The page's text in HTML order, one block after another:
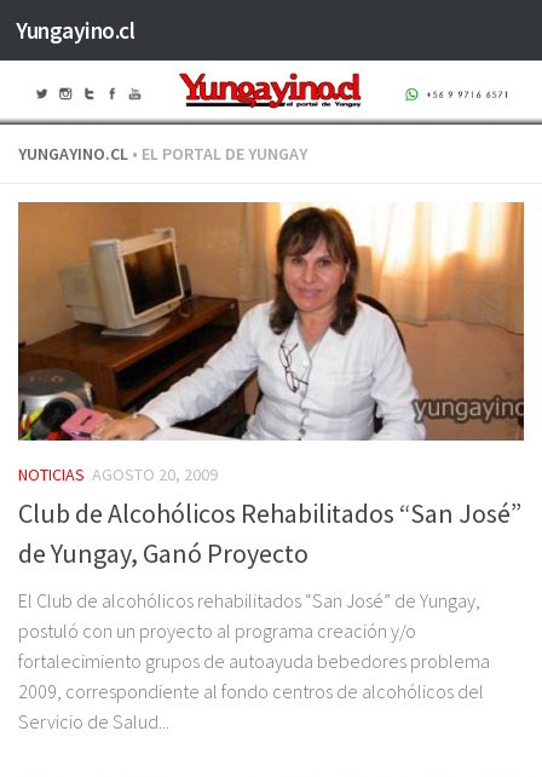
Saltar al contenido
Yungayino.cl
YUNGAYINO.CL • EL PORTAL DE YUNGAY
NOTICIAS AGOSTO 20, 2009
Club de Alcohólicos Rehabilitados “San José”
de Yungay, Ganó Proyecto
El Club de alcohólicos rehabilitados “San José” de Yungay,
postuló con un proyecto al programa creación y/o
fortalecimiento grupos de autoayuda bebedores problema
2009, correspondiente al fondo centros de alcohólicos del
Servicio de Salud...